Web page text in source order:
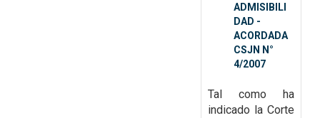
ADMISIBILI
DAD -
ACORDADA
CSJN N°
4/2007
Tal como ha
indicado la Corte